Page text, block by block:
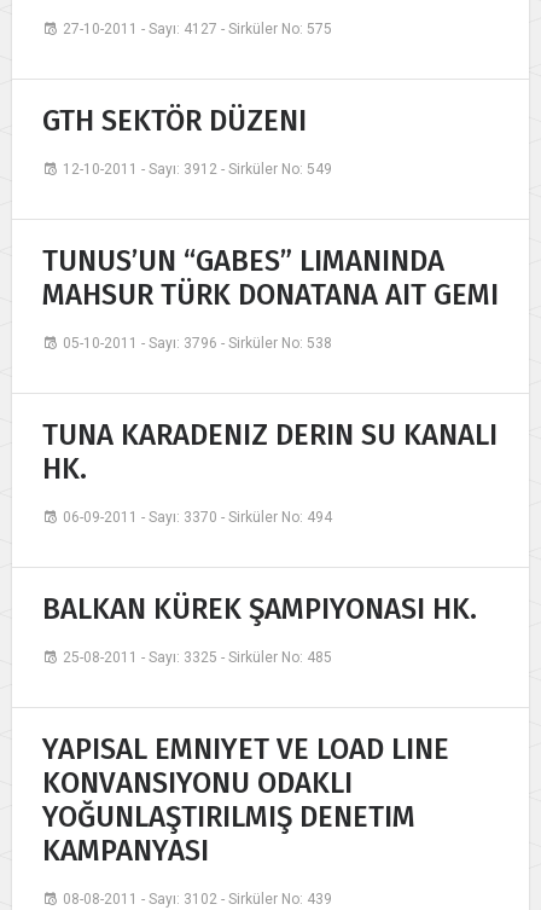
27-10-2011 - Sayı: 4127 - Sirküler No: 575
GTH SEKTÖR DÜZENI
12-10-2011 - Sayı: 3912 - Sirküler No: 549
TUNUS’UN “GABES” LIMANINDA
MAHSUR TÜRK DONATANA AIT GEMI
05-10-2011 - Sayı: 3796 - Sirküler No: 538
TUNA KARADENIZ DERIN SU KANALI
HK.
06-09-2011 - Sayı: 3370 - Sirküler No: 494
BALKAN KÜREK ŞAMPIYONASI HK.
25-08-2011 - Sayı: 3325 - Sirküler No: 485
YAPISAL EMNIYET VE LOAD LINE
KONVANSIYONU ODAKLI
YOĞUNLAŞTIRILMIŞ DENETIM
KAMPANYASI
08-08-2011 - Sayı: 3102 - Sirküler No: 439